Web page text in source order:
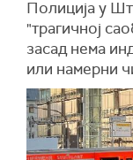
Полиција у
"трагичној
засад нема
или намерни